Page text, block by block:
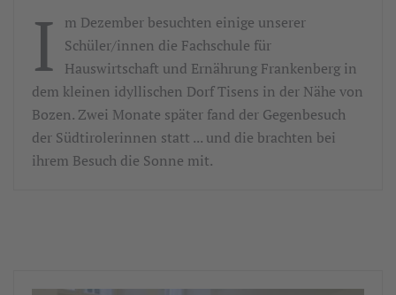
I
m Dezember besuchten einige unserer
Schüler/innen die Fachschule für
Hauswirtschaft und Ernährung Frankenberg in
dem kleinen idyllischen Dorf Tisens in der Nähe von
Bozen. Zwei Monate später fand der Gegenbesuch
der Südtirolerinnen statt ... und die brachten bei
ihrem Besuch die Sonne mit.